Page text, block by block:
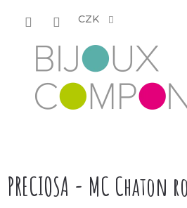
CZK
PRECIOSA - MC Chaton